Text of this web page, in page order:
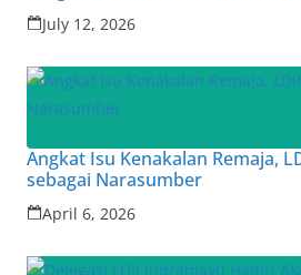
July 12, 2026
Angkat Isu Kenakalan Remaja,
sebagai Narasumber
April 6, 2026